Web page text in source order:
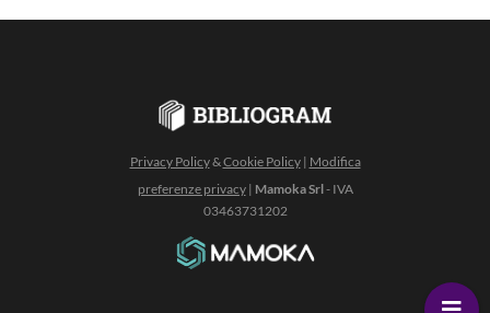
Privacy Policy&Cookie Policy| Modifica
preferenze privacy| Mamoka Srl- IVA
03463731202